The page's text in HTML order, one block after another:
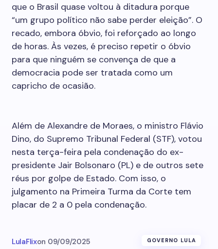
que o Brasil quase voltou à ditadura porque
“um grupo político não sabe perder eleição”. O
recado, embora óbvio, foi reforçado ao longo
de horas. Às vezes, é preciso repetir o óbvio
para que ninguém se convença de que a
democracia pode ser tratada como um
capricho de ocasião.
Além de Alexandre de Moraes, o ministro Flávio
Dino, do Supremo Tribunal Federal (STF), votou
nesta terça-feira pela condenação do ex-
presidente Jair Bolsonaro (PL) e de outros sete
réus por golpe de Estado. Com isso, o
julgamento na Primeira Turma da Corte tem
placar de 2 a 0 pela condenação.
LulaFlixon 09/09/2025 GOVERNO LULA